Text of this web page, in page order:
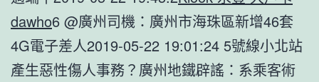
dawho6 @廣州司機：廣州市海珠區新增46套
4G電子差人2019-05-22 19:01:24 5號線小北站
產生惡性傷人事務？廣州地鐵辟謠：系乘客術